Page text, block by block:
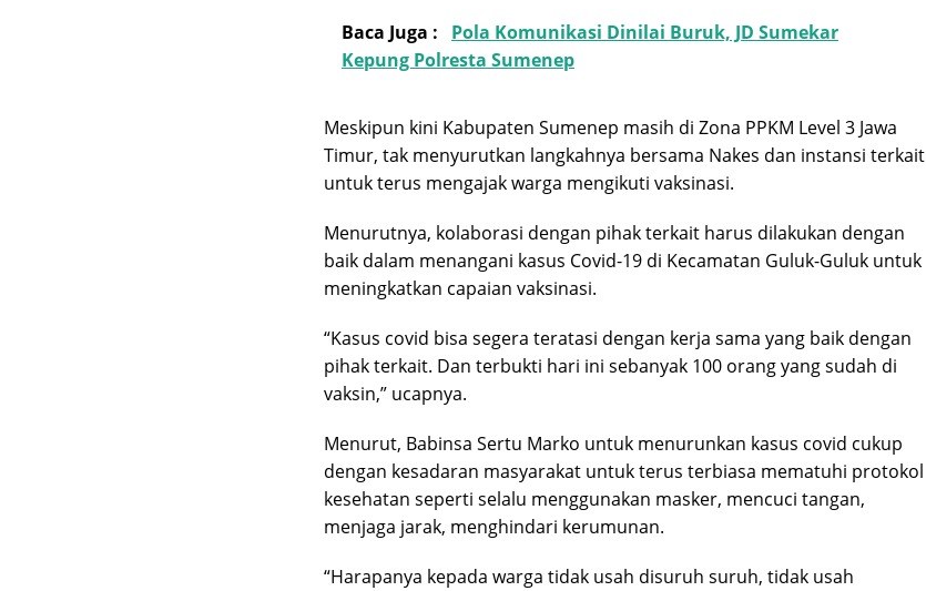
Baca Juga :
Pola Komunikasi Dinilai Buruk, JD Sumekar
Kepung Polresta Sumenep
Meskipun kini Kabupaten Sumenep masih di Zona PPKM Level 3 Jawa
Timur, tak menyurutkan langkahnya bersama Nakes dan instansi terkait
untuk terus mengajak warga mengikuti vaksinasi.
Menurutnya, kolaborasi dengan pihak terkait harus dilakukan dengan
baik dalam menangani kasus Covid-19 di Kecamatan Guluk-Guluk untuk
meningkatkan capaian vaksinasi.
“Kasus covid bisa segera teratasi dengan kerja sama yang baik dengan
pihak terkait. Dan terbukti hari ini sebanyak 100 orang yang sudah di
vaksin,” ucapnya.
Menurut, Babinsa Sertu Marko untuk menurunkan kasus covid cukup
dengan kesadaran masyarakat untuk terus terbiasa mematuhi protokol
kesehatan seperti selalu menggunakan masker, mencuci tangan,
menjaga jarak, menghindari kerumunan.
“Harapanya kepada warga tidak usah disuruh suruh, tidak usah